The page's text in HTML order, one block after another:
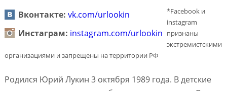
Вконтакте: vk.com/urlookin
Инстаграм: instagram.com/urlookin
*Facebook и
instagram
признаны
экстремистскими
организациями и запрещены на территории РФ
Родился Юрий Лукин 3 октября 1989 года. В детские